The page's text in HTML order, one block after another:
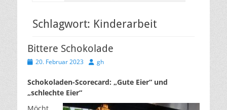
Schlagwort: Kinderarbeit
Bittere Schokolade
Veröffentlicht
20. Februar 2023 Autor
gh
Schokoladen-Scorecard: „Gute Eier“ und
„schlechte Eier“